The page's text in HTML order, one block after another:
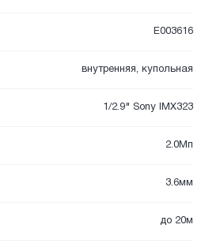
E003616
внутренняя, купольная
1/2.9" Sony IMX323
2.0Мп
3.6мм
до 20м